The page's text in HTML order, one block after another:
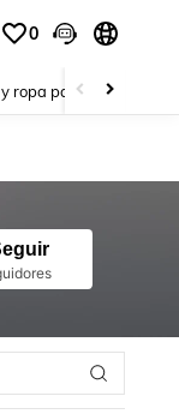
0
ropa para dormir